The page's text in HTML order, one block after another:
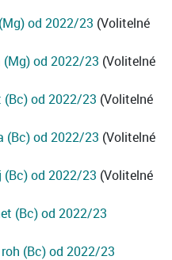
od 2022/23 (Volitelné
(Mg) od 2022/23 (Volitelné
(Bc) od 2022/23 (Volitelné
(Bc) od 2022/23 (Volitelné
(Bc) od 2022/23 (Volitelné
(Bc) od 2022/23
(Bc) od 2022/23